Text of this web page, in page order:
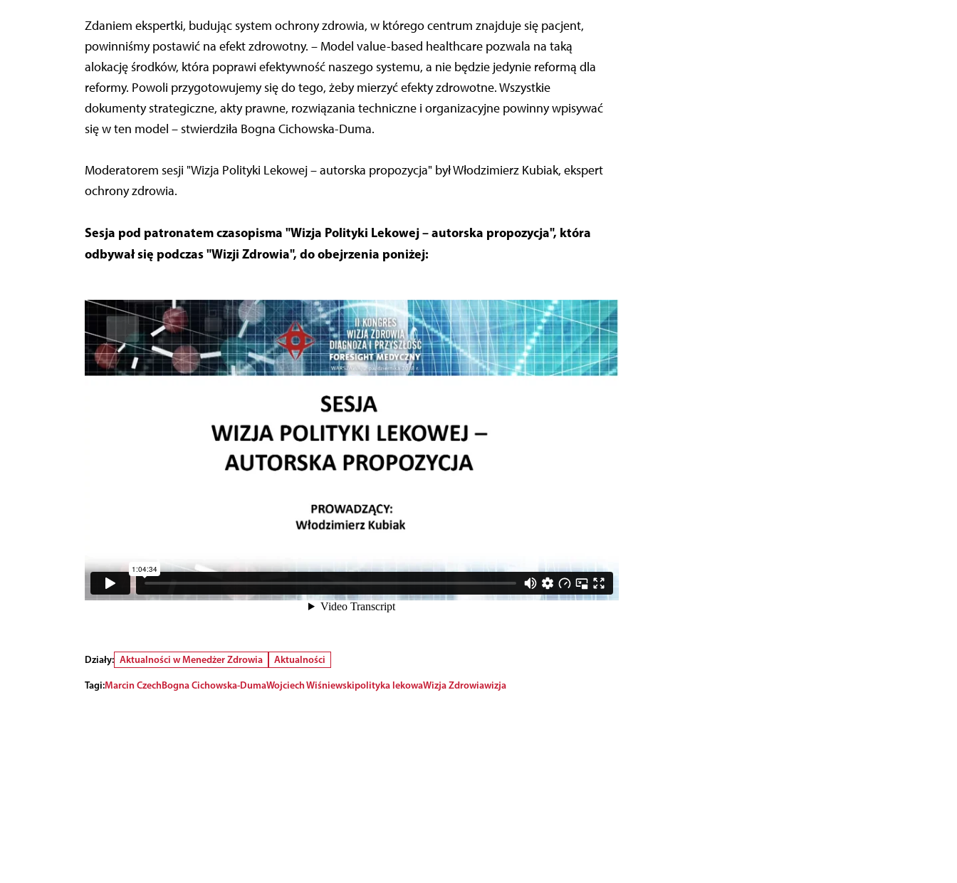
Zdaniem ekspertki, budując system ochrony zdrowia, w którego centrum znajduje się pacjent,
powinniśmy postawić na efekt zdrowotny. – Model value-based healthcare pozwala na taką
alokację środków, która poprawi efektywność naszego systemu, a nie będzie jedynie reformą dla
reformy. Powoli przygotowujemy się do tego, żeby mierzyć efekty zdrowotne. Wszystkie
dokumenty strategiczne, akty prawne, rozwiązania techniczne i organizacyjne powinny wpisywać
się w ten model – stwierdziła Bogna Cichowska-Duma.
Moderatorem sesji "Wizja Polityki Lekowej – autorska propozycja" był Włodzimierz Kubiak, ekspert
ochrony zdrowia.
Sesja pod patronatem czasopisma "Wizja Polityki Lekowej – autorska propozycja", która
odbywał się podczas "Wizji Zdrowia", do obejrzenia poniżej:
Działy: Aktualności w Menedżer Zdrowia
Aktualności
Tagi:Marcin CzechBogna Cichowska-DumaWojciech Wiśniewskipolityka lekowaWizja Zdrowiawizja